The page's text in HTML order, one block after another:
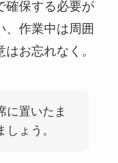
確保する必要が
、作業中は周囲
お忘れなく。
に置いたま
ょう。